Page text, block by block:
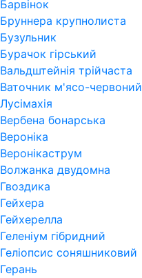
Барвінок
Бруннера крупнолиста
Бузульник
Бурачок гірський
Вальдштейнія трійчаста
Ваточник м'ясо-червоний
Лусімахія
Вербена бонарська
Вероніка
Веронікаструм
Волжанка двудомна
Гвоздика
Гейхера
Гейхерелла
Геленіум гібридний
Геліопсис соняшниковий
Герань